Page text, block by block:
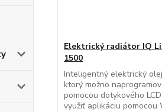
Elektrický radiátor IQ
1500
Inteligentný elektrický
ktorý možno
pomocou dotykového
využiť aplikáciu pomocou